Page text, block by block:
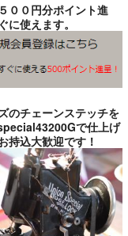
００円分ポイント進
に使えます。
のチェーンステッチを
で仕上げ
持込大歓迎です！